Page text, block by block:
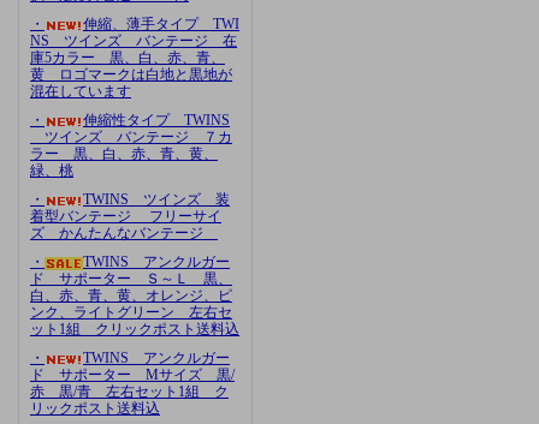
・
伸縮、薄手タイプ TWI
NS ツインズ バンテージ 在
庫5カラー 黒、白、赤、青、
黄 ロゴマークは白地と黒地が
混在しています
・
伸縮性タイプ TWINS
ツインズ バンテージ ７カ
ラー 黒、白、赤、青、黄、
緑、桃
・
TWINS ツインズ 装
着型バンテージ フリーサイ
ズ かんたんなバンテージ
・
TWINS アンクルガー
ド サポーター Ｓ～Ｌ 黒、
白、赤、青、黄、オレンジ、ピ
ンク、ライトグリーン 左右セ
ット1組 クリックポスト送料込
・
TWINS アンクルガー
ド サポーター Mサイズ 黒/
赤 黒/青 左右セット1組 ク
リックポスト送料込